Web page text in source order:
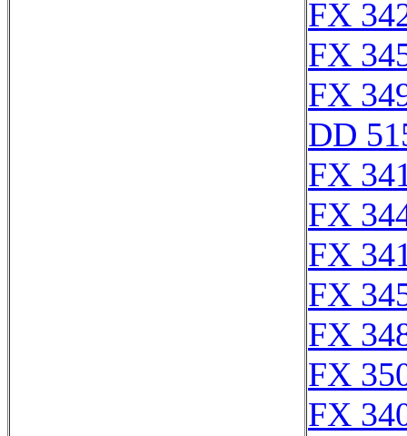
FX
FX
FX
DD
FX
FX
FX
FX
FX
FX
FX